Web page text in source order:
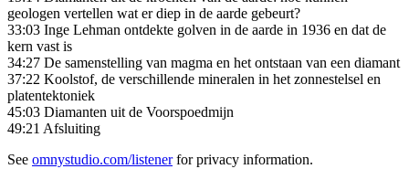
geologen vertellen wat er diep in de aarde gebeurt?
33:03 Inge Lehman ontdekte golven in de aarde in 1936 en dat de
kern vast is
34:27 De samenstelling van magma en het ontstaan van een diamant
37:22 Koolstof, de verschillende mineralen in het zonnestelsel en
platentektoniek
45:03 Diamanten uit de Voorspoedmijn
49:21 Afsluiting
See omnystudio.com/listenerfor privacy information.